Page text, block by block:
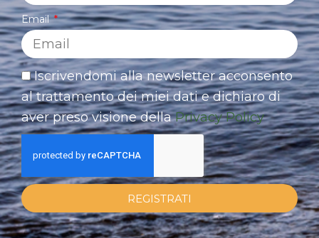
Email
Iscrivendomi alla newsletter acconsento
al trattamento dei miei dati e dichiaro di
aver preso visione dellaPrivacy Policy
REGISTRATI